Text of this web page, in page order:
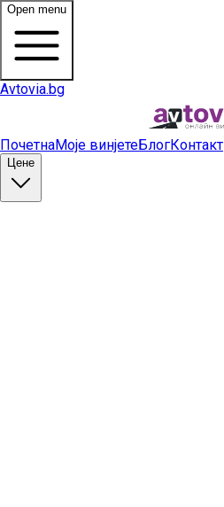
Open menu
Avtovia.bg
ПочетнаМоје винјетеБлогКонтакт
Цене